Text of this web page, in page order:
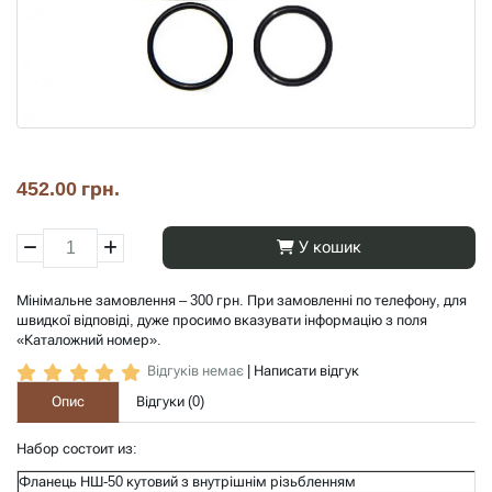
452.00 грн.
У кошик
Мінімальне замовлення – 300 грн. При замовленні по телефону, для
швидкої відповіді, дуже просимо вказувати інформацію з поля
«Каталожний номер».
Відгуків немає
Написати відгук
Опис
Відгуки (0)
Набор состоит из:
Фланець НШ-50 кутовий з внутрішнім різьбленням